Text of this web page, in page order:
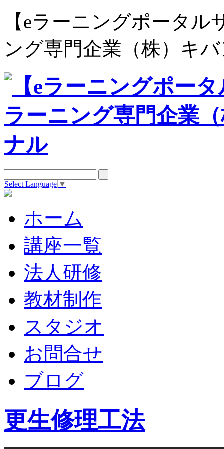
【eラーニングポータル
ング専門企業（株）キ
Select Language ▼
ホーム
講座一覧
法人研修
教材制作
スタジオ
お問合せ
ブログ
更生修理工法